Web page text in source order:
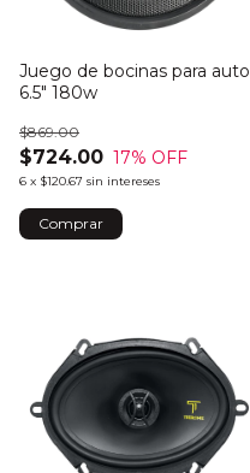
Juego de bocinas para auto
6.5" 180w
$724.00
$869.00
17% OFF
6 x $120.67 sin intereses